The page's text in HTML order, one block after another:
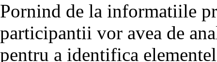
Pornind de la informatiile
participantii vor avea de
pentru a identifica